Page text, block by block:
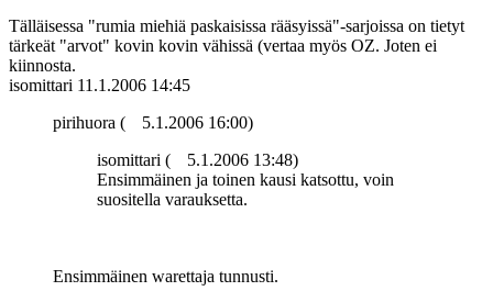
Tälläisessa "rumia miehiä paskaisissa rääsyissä"-sarjoissa on tietyt
tärkeät "arvot" kovin kovin vähissä (vertaa myös OZ. Joten ei
kiinnosta.
isomittari 11.1.2006 14:45
pirihuora (
5.1.2006 16:00)
isomittari (
5.1.2006 13:48)
Ensimmäinen ja toinen kausi katsottu, voin
suositella varauksetta.
Ensimmäinen warettaja tunnusti.